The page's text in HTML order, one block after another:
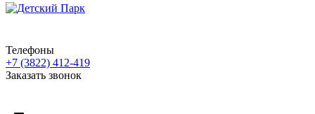
Телефоны
+7 (3822) 412-419
Заказать звонок